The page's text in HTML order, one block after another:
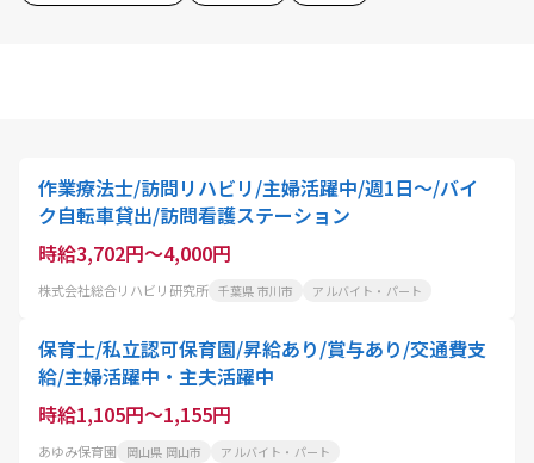
作業療法士/訪問リハビリ/主婦活躍中/週1日～/バイ
ク自転車貸出/訪問看護ステーション
時給3,702円～4,000円
株式会社総合リハビリ研究所 千葉県 市川市 アルバイト・パート
保育士/私立認可保育園/昇給あり/賞与あり/交通費支
給/主婦活躍中・主夫活躍中
時給1,105円～1,155円
あゆみ保育園 岡山県 岡山市 アルバイト・パート